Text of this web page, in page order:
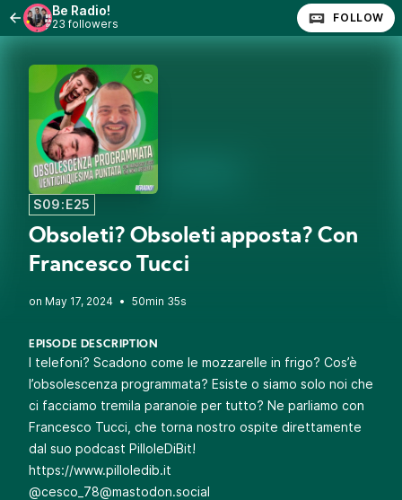
Be Radio!
23 followers FOLLOW
S09:E25
Obsoleti? Obsoleti apposta? Con
Francesco Tucci
• 50min 35s
EPISODE DESCRIPTION
I telefoni? Scadono come le mozzarelle in frigo? Cos’è
l’obsolescenza programmata? Esiste o siamo solo noi che
ci facciamo tremila paranoie per tutto? Ne parliamo con
Francesco Tucci, che torna nostro ospite direttamente
dal suo podcast PilloleDiBit!
https://www.pilloledib.it
@cesco_78@mastodon.social